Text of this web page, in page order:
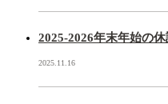
2025-2026年末年始の
2025.11.16